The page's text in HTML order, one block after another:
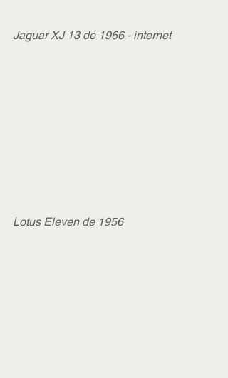
Jaguar XJ 13 de 1966 - internet
Lotus Eleven de 1956